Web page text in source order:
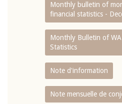
Monthly bulletin of
financial statistics -
Monthly Bulletin of
Statistics
Note d'information
Note mensuelle de